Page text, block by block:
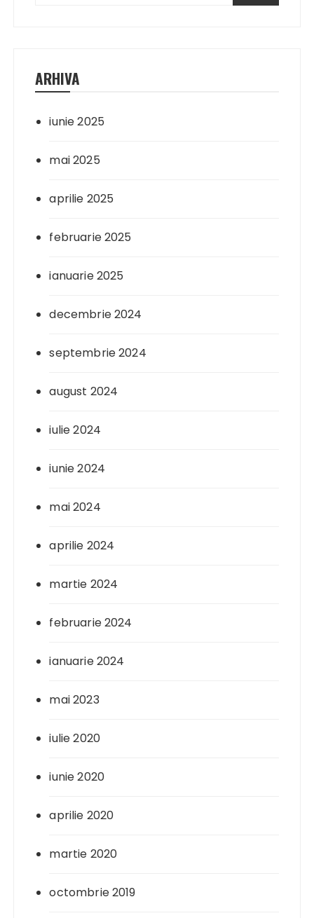
ARHIVA
iunie 2025
mai 2025
aprilie 2025
februarie 2025
ianuarie 2025
decembrie 2024
septembrie 2024
august 2024
iulie 2024
iunie 2024
mai 2024
aprilie 2024
martie 2024
februarie 2024
ianuarie 2024
mai 2023
iulie 2020
iunie 2020
aprilie 2020
martie 2020
octombrie 2019